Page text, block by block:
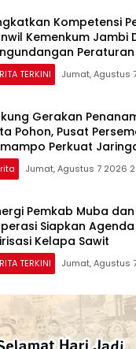
Kompetensi
Kemenkum Jambi
TERKINI Jumat, Agustus
Gerakan
Pohon, Pusat
Perkuat
Jumat, Agustus 7 2026
Pemkab Muba
Siapkan
Kelapa Sawit
TERKINI Jumat, Agustus